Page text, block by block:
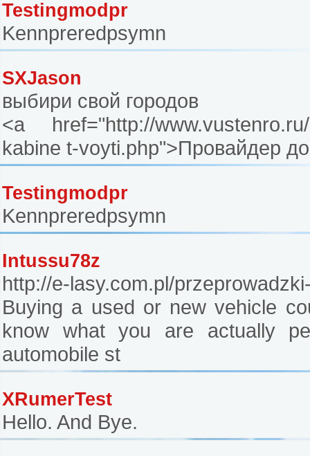
Testingmodpr
Kennpreredpsymn
SXJason
выбири свой городов
<a href="http://
kabine t-voyti.php">Провайдер
Testingmodpr
Kennpreredpsymn
Intussu78z
http://e-lasy.com.pl/
Buying a used or new vehicle
know what you are actually
automobile st
XRumerTest
Hello. And Bye.